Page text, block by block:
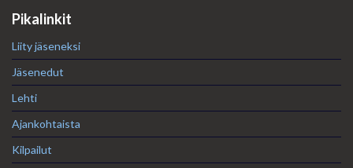
Pikalinkit
Liity jäseneksi
Jäsenedut
Lehti
Ajankohtaista
Kilpailut